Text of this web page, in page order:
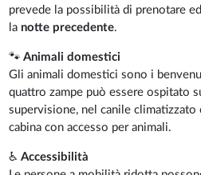
prevede la possibilità di prenotare
la notte precedente.
🐾 Animali domestici
Gli animali domestici sono i
quattro zampe può essere ospitato
supervisione, nel canile
cabina con accesso per animali.
♿Accessibilità